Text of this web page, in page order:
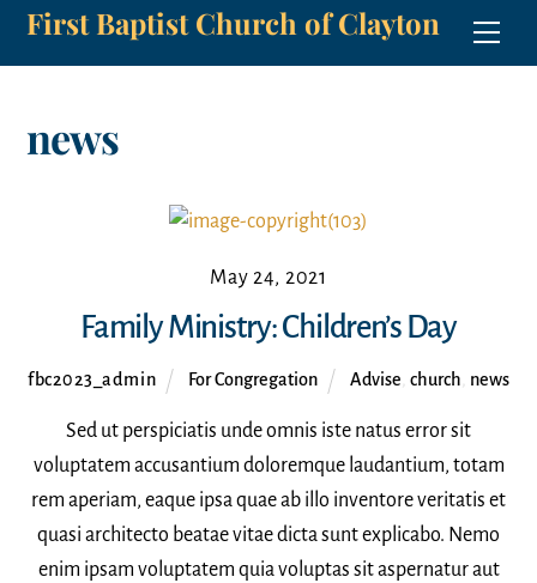
SkipFirst Baptist Church of Clayton
news
May 24, 2021
Family Ministry: Children’s Day
fbc2023_admin For Congregation Advise ,church news
Sed ut perspiciatis unde omnis iste natus error sit
voluptatem accusantium doloremque laudantium, totam
rem aperiam, eaque ipsa quae ab illo inventore veritatis et
quasi architecto beatae vitae dicta sunt explicabo. Nemo
enim ipsam voluptatem quia voluptas sit aspernatur aut